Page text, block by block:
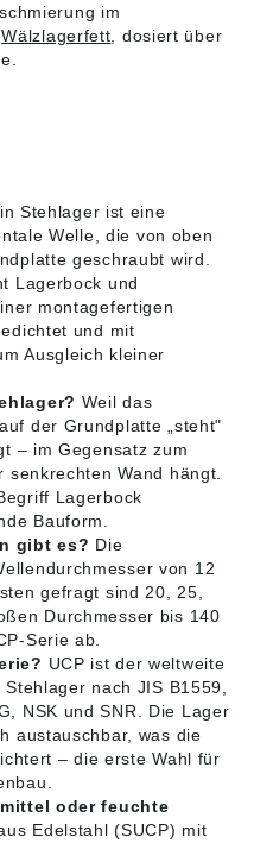
im
Wälzlagerfett , dosiert über
Stehlager ist eine
Welle, die von oben
geschraubt wird.
Lagerbock und
montagefertigen
und mit
Ausgleich kleiner
Weil das
der Grundplatte „steht"
– im Gegensatz zum
Wand hängt.
Lagerbock
Bauform.
gibt es? Die
von 12
gefragt sind 20, 25,
Durchmesser bis 140
Serie ab.
UCP ist der weltweite
nach JIS B1559,
NSK und SNR. Die Lager
austauschbar, was die
– die erste Wahl für
oder feuchte
Edelstahl (SUCP) mit